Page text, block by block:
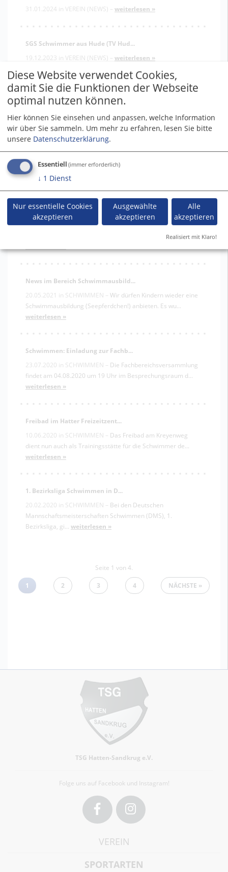
31.01.2024 in VEREIN (NEWS) – weiterlesen »
SGS Schwimmer aus Hude (TV Hud...
19.12.2023 in VEREIN (NEWS) – weiterlesen »
Schwimmen: Erfolgreiche Deutsc...
21.02.2023inVEREIN (NEWS) –weiterlesen »
SVG Sommercup im Freibad Gande...
nahmen zahlreiche Schwimmer/in der TSG an einem
Wettbewerb ...weiterlesen »
Hallenbad vom 22.12.-16.01.202...
02.12.2021inSCHWIMMEN–Wegen Wartungsarbeiten ist das
Hallenbad an der Schultredde in Sandkrug vom 22.1...
News im Bereich Schwimmausbild...
20.05.2021 in SCHWIMMEN – Wir dürfen Kindern wieder eine
Schwimmausbildung (Seepferdchen!) anbieten. Es wu...
weiterlesen »
Schwimmen: Einladung zur Fachb...
23.07.2020 in SCHWIMMEN – Die Fachbereichsversammlung
findet am 04.08.2020 um 19 Uhr im Besprechungsraum d...
weiterlesen »
Freibad im Hatter Freizeitzent...
10.06.2020 in SCHWIMMEN – Das Freibad am Kreyenweg
dient nun auch als Trainingsstätte für die Schwimmer de...
weiterlesen »
1. Bezirksliga Schwimmen in D...
20.02.2020 in SCHWIMMEN – Bei den Deutschen
Mannschaftsmeisterschaften Schwimmen (DMS), 1.
Bezirksliga, gi... weiterlesen »
Seite 1 von 4.
1 2 3 4 NÄCHSTE
VEREIN
SPORTARTEN
TSG Hatten-Sandkrug e.V.
Folge uns auf Facebook und Instagram!
Facebook Instagram
Diese Website verwendet Cookies,
damit Sie die Funktionen der Webseite
optimal nutzen können.
Hier können Sie einsehen und anpassen, welche Information
wir über Sie sammeln. Um mehr zu erfahren, lesen Sie bitte
unsere Datenschutzerklärung.
Essentiell (immer erforderlich)
↓ 1 Dienst
Nur essentielle Cookies
akzeptieren
Ausgewählte
akzeptieren
Alle
akzeptieren
Realisiert mit Klaro!